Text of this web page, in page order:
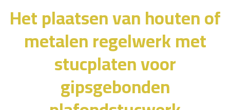
Het plaatsen van houten of
metalen regelwerk met
stucplaten voor
gipsgebonden